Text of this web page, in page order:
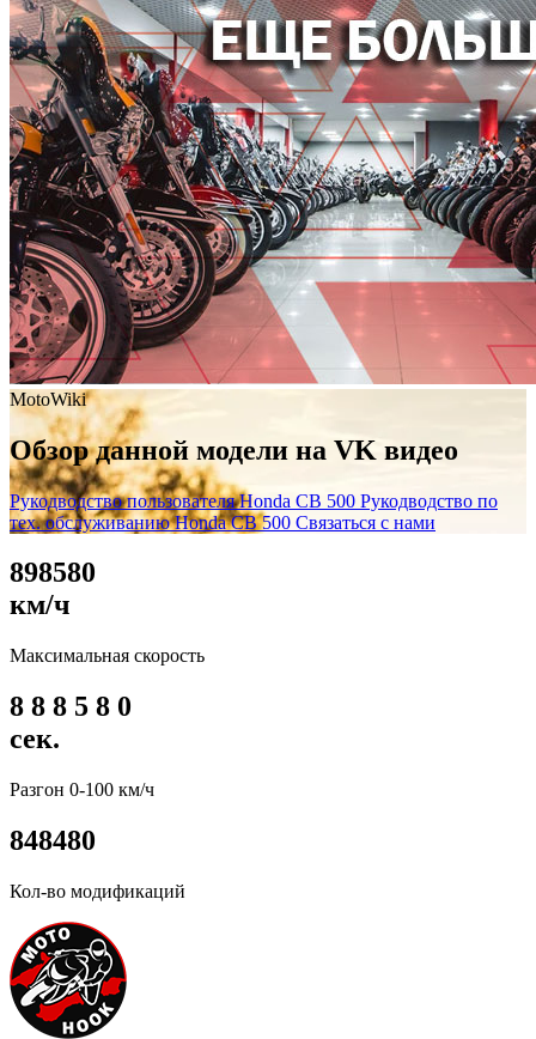
MotoWiki
Обзор данной модели на VK видео
Рукодводство пользователя Honda CB 500 Рукодводство по
тех. обслуживанию Honda CB 500 Связаться с нами
898580
км/ч
Максимальная скорость
8 8 8 5 8 0
сек.
Разгон 0-100 км/ч
848480
Кол-во модификаций